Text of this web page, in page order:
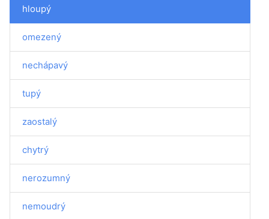
hloupý
omezený
nechápavý
tupý
zaostalý
chytrý
nerozumný
nemoudrý